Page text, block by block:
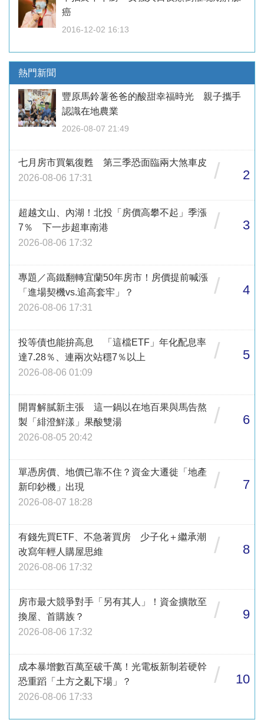
癌
2016-12-02 16:13
熱門新聞
豐原馬鈴薯爸爸的酸甜幸福時光 親子攜手
認識在地農業
2026-08-07 21:49
七月房市買氣復甦 第三季恐面臨兩大煞車皮
2026-08-06 17:31
/ 2
超越文山、內湖！北投「房價高攀不起」季漲
7％ 下一步超車南港
2026-08-06 17:32
/ 3
專題／高鐵翻轉宜蘭50年房市！房價提前喊漲
「進場契機vs.追高套牢」？
2026-08-06 17:31
/ 4
投等債也能拚高息 「這檔ETF」年化配息率
達7.28％、連兩次站穩7％以上
2026-08-06 01:09
/ 5
開胃解膩新主張 這一鍋以在地百果與馬告熬
製「緋澄鮮漾」果酸雙湯
2026-08-05 20:42
/ 6
單憑房價、地價已靠不住？資金大遷徙「地產
新印鈔機」出現
2026-08-07 18:28
/ 7
有錢先買ETF、不急著買房 少子化＋繼承潮
改寫年輕人購屋思維
2026-08-06 17:32
/ 8
房市最大競爭對手「另有其人」！資金擴散至
換屋、首購族？
2026-08-06 17:32
/ 9
成本暴增數百萬至破千萬！光電板新制若硬幹
恐重蹈「土方之亂下場」？
2026-08-06 17:33
/ 10